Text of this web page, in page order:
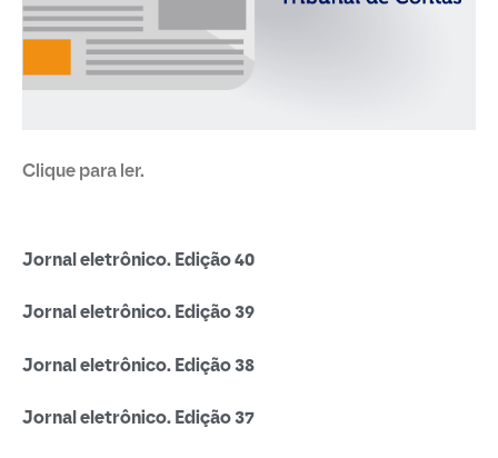
Clique para ler.
Jornal eletrônico. Edição 40
Jornal eletrônico. Edição 39
Jornal eletrônico. Edição 38
Jornal eletrônico. Edição 37